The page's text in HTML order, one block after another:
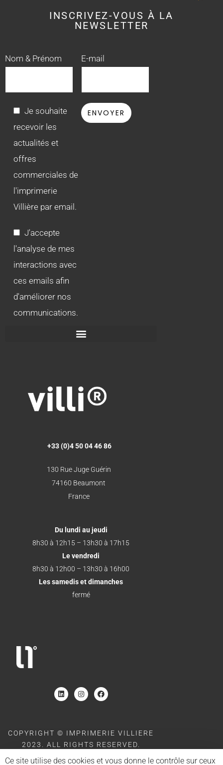
Ce site utilise des cookies et vous donne le contrôle sur ceux
INSCRIVEZ-VOUS À LA
NEWSLETTER
Nom & Prénom E-mail
Je souhaite
recevoir les
actualités et
offres
commerciales de
l'imprimerie
Villière par email.
J'accepte
l'analyse de mes
interactions avec
ces emails afin
d'améliorer nos
communications.
+33 (0)4 50 04 46 86
130 Rue Juge Guérin
74160 Beaumont
France
Du lundi au jeudi
8h30 à 12h15 – 13h30 à 17h15
Le vendredi
8h30 à 12h00 – 13h30 à 16h00
Les samedis et dimanches
fermé
COPYRIGHT © IMPRIMERIE VILLIERE
2023. ALL RIGHTS RESERVED.
SITE POWERED BY MOOD AND BACK